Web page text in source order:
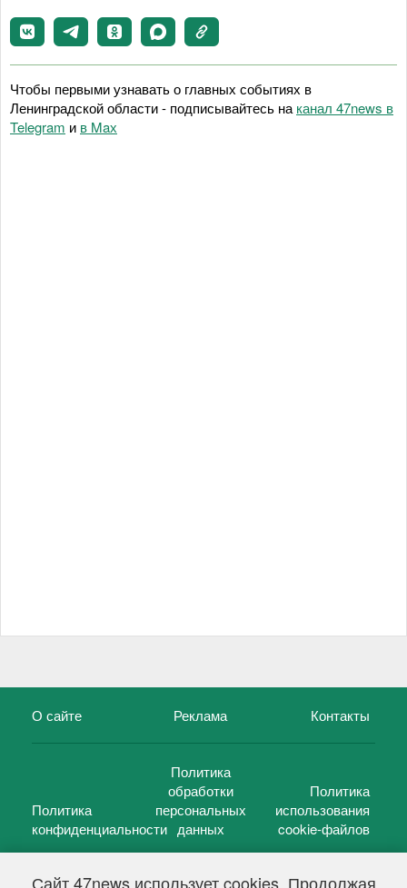
Сайт 47news использует cookies. Продолжая
Чтобы первыми узнавать о главных событиях в
Ленинградской области - подписывайтесь на канал 47news в
Telegram и в Maх
О сайте Реклама Контакты
Политика
конфиденциальности
Политика
обработки
персональных
данных
Политика
использования
cookie-файлов